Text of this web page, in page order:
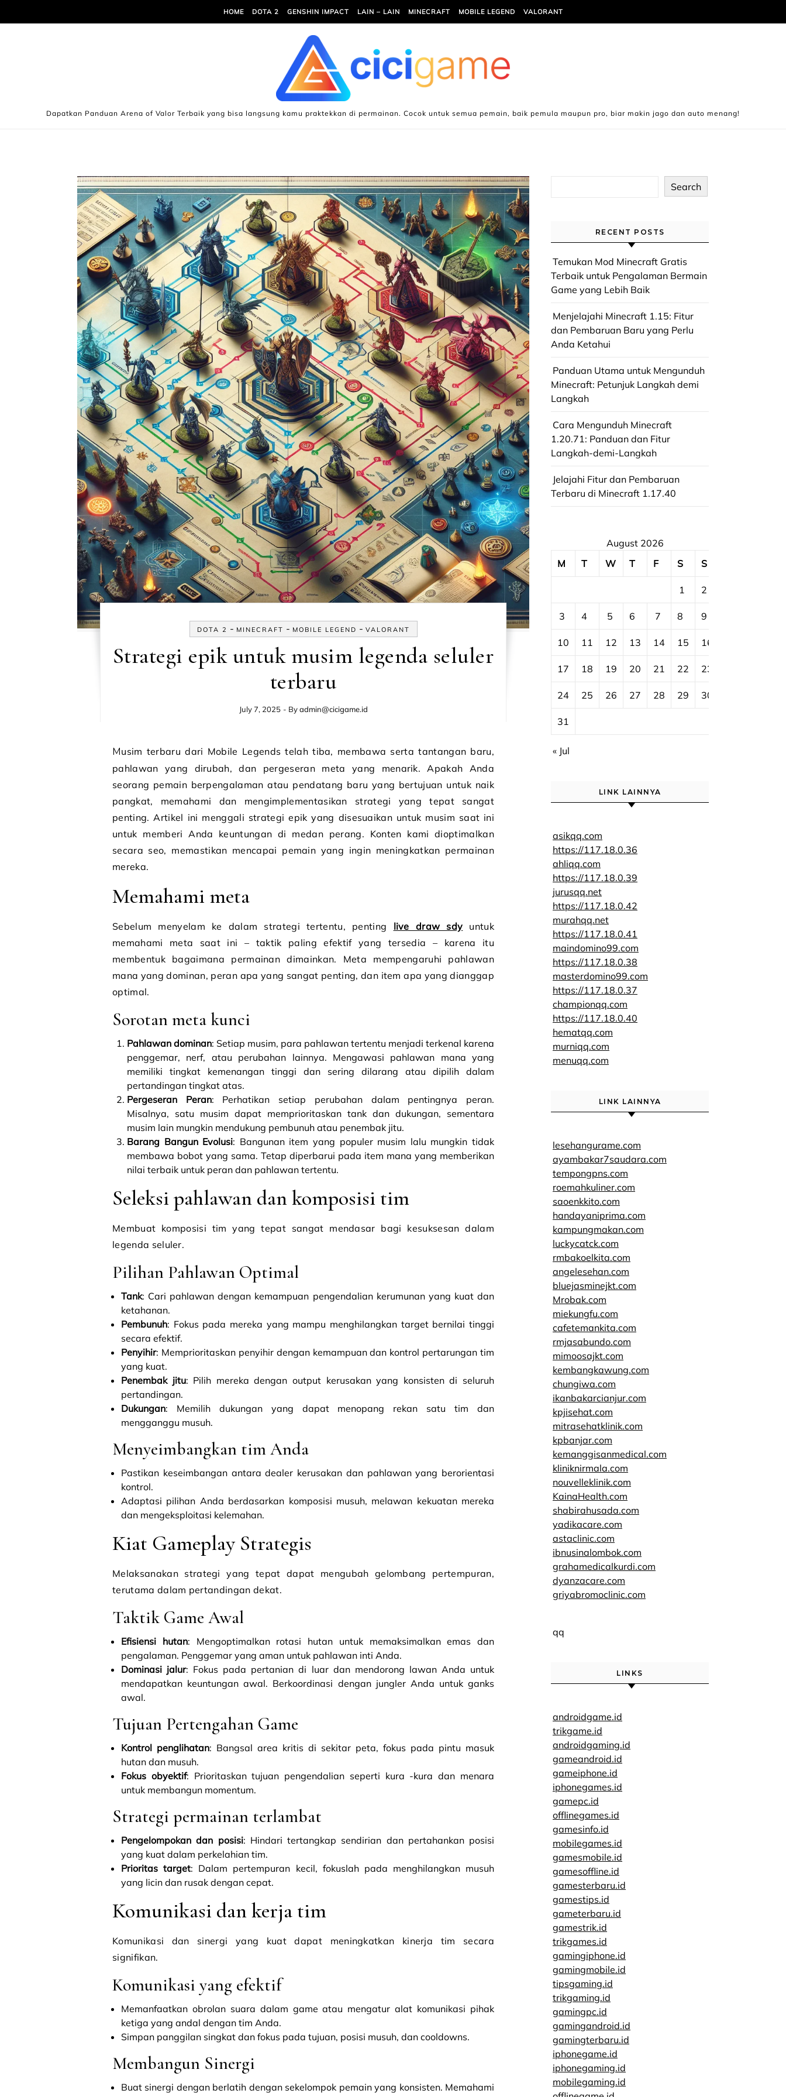
HOME DOTA 2 GENSHIN IMPACT LAIN – LAIN MINECRAFT MOBILE LEGEND VALORANT
Dapatkan Panduan Arena of Valor Terbaik yang bisa langsung kamu praktekkan di permainan. Cocok untuk semua pemain, baik pemula maupun pro, biar makin jago dan auto menang!
DOTA 2 - MINECRAFT - MOBILE LEGEND - VALORANT
Strategi epik untuk musim legenda seluler
terbaru
July 7, 2025 - Byadmin@cicigame.id
Musim terbaru dari Mobile Legends telah tiba, membawa serta tantangan baru,
pahlawan yang dirubah, dan pergeseran meta yang menarik. Apakah Anda
seorang pemain berpengalaman atau pendatang baru yang bertujuan untuk naik
pangkat, memahami dan mengimplementasikan strategi yang tepat sangat
penting. Artikel ini menggali strategi epik yang disesuaikan untuk musim saat ini
untuk memberi Anda keuntungan di medan perang. Konten kami dioptimalkan
secara seo, memastikan mencapai pemain yang ingin meningkatkan permainan
mereka.
Memahami meta
Sebelum menyelam ke dalam strategi tertentu, penting live draw sdy untuk
memahami meta saat ini – taktik paling efektif yang tersedia – karena itu
membentuk bagaimana permainan dimainkan. Meta mempengaruhi pahlawan
mana yang dominan, peran apa yang sangat penting, dan item apa yang dianggap
optimal.
Sorotan meta kunci
Pahlawan dominan: Setiap musim, para pahlawan tertentu menjadi terkenal karena
penggemar, nerf, atau perubahan lainnya. Mengawasi pahlawan mana yang
memiliki tingkat kemenangan tinggi dan sering dilarang atau dipilih dalam
pertandingan tingkat atas.
Pergeseran Peran: Perhatikan setiap perubahan dalam pentingnya peran.
Misalnya, satu musim dapat memprioritaskan tank dan dukungan, sementara
musim lain mungkin mendukung pembunuh atau penembak jitu.
Barang Bangun Evolusi: Bangunan item yang populer musim lalu mungkin tidak
membawa bobot yang sama. Tetap diperbarui pada item mana yang memberikan
nilai terbaik untuk peran dan pahlawan tertentu.
Seleksi pahlawan dan komposisi tim
Membuat komposisi tim yang tepat sangat mendasar bagi kesuksesan dalam
legenda seluler.
Pilihan Pahlawan Optimal
Tank: Cari pahlawan dengan kemampuan pengendalian kerumunan yang kuat dan
ketahanan.
Pembunuh: Fokus pada mereka yang mampu menghilangkan target bernilai tinggi
secara efektif.
Penyihir: Memprioritaskan penyihir dengan kemampuan dan kontrol pertarungan tim
yang kuat.
Penembak jitu: Pilih mereka dengan output kerusakan yang konsisten di seluruh
pertandingan.
Dukungan: Memilih dukungan yang dapat menopang rekan satu tim dan
mengganggu musuh.
Menyeimbangkan tim Anda
Pastikan keseimbangan antara dealer kerusakan dan pahlawan yang berorientasi
kontrol.
Adaptasi pilihan Anda berdasarkan komposisi musuh, melawan kekuatan mereka
dan mengeksploitasi kelemahan.
Kiat Gameplay Strategis
Melaksanakan strategi yang tepat dapat mengubah gelombang pertempuran,
terutama dalam pertandingan dekat.
Taktik Game Awal
Efisiensi hutan: Mengoptimalkan rotasi hutan untuk memaksimalkan emas dan
pengalaman. Penggemar yang aman untuk pahlawan inti Anda.
Dominasi jalur: Fokus pada pertanian di luar dan mendorong lawan Anda untuk
mendapatkan keuntungan awal. Berkoordinasi dengan jungler Anda untuk ganks
awal.
Tujuan Pertengahan Game
Kontrol penglihatan: Bangsal area kritis di sekitar peta, fokus pada pintu masuk
hutan dan musuh.
Fokus obyektif: Prioritaskan tujuan pengendalian seperti kura -kura dan menara
untuk membangun momentum.
Strategi permainan terlambat
Pengelompokan dan posisi: Hindari tertangkap sendirian dan pertahankan posisi
yang kuat dalam perkelahian tim.
Prioritas target: Dalam pertempuran kecil, fokuslah pada menghilangkan musuh
yang licin dan rusak dengan cepat.
Komunikasi dan kerja tim
Komunikasi dan sinergi yang kuat dapat meningkatkan kinerja tim secara
signifikan.
Komunikasi yang efektif
Memanfaatkan obrolan suara dalam game atau mengatur alat komunikasi pihak
ketiga yang andal dengan tim Anda.
Simpan panggilan singkat dan fokus pada tujuan, posisi musuh, dan cooldowns.
Membangun Sinergi
Buat sinergi dengan berlatih dengan sekelompok pemain yang konsisten. Memahami
Search
RECENT POSTS
Temukan Mod Minecraft Gratis
Terbaik untuk Pengalaman Bermain
Game yang Lebih Baik
Menjelajahi Minecraft 1.15: Fitur
dan Pembaruan Baru yang Perlu
Anda Ketahui
Panduan Utama untuk Mengunduh
Minecraft: Petunjuk Langkah demi
Langkah
Cara Mengunduh Minecraft
1.20.71: Panduan dan Fitur
Langkah-demi-Langkah
Jelajahi Fitur dan Pembaruan
Terbaru di Minecraft 1.17.40
August 2026
M
T W T F S S
1 2
3 4 5 6 7 8 9
10 11 12 13 14 15 16
17 18 19 20 21 22 23
24 25 26 27 28 29 30
31
« Jul
LINK LAINNYA
asikqq.com
https://117.18.0.36
ahliqq.com
https://117.18.0.39
jurusqq.net
https://117.18.0.42
murahqq.net
https://117.18.0.41
maindomino99.com
https://117.18.0.38
masterdomino99.com
https://117.18.0.37
championqq.com
https://117.18.0.40
hematqq.com
murniqq.com
menuqq.com
LINK LAINNYA
lesehangurame.com
ayambakar7saudara.com
tempongpns.com
roemahkuliner.com
saoenkkito.com
handayaniprima.com
kampungmakan.com
luckycatck.com
rmbakoelkita.com
angelesehan.com
bluejasminejkt.com
Mrobak.com
miekungfu.com
cafetemankita.com
rmjasabundo.com
mimoosajkt.com
kembangkawung.com
chungiwa.com
ikanbakarcianjur.com
kpjisehat.com
mitrasehatklinik.com
kpbanjar.com
kemanggisanmedical.com
kliniknirmala.com
nouvelleklinik.com
KainaHealth.com
shabirahusada.com
yadikacare.com
astaclinic.com
ibnusinalombok.com
grahamedicalkurdi.com
dyanzacare.com
griyabromoclinic.com
qq
LINKS
androidgame.id
trikgame.id
androidgaming.id
gameandroid.id
gameiphone.id
iphonegames.id
gamepc.id
offlinegames.id
gamesinfo.id
mobilegames.id
gamesmobile.id
gamesoffline.id
gamesterbaru.id
gamestips.id
gameterbaru.id
gamestrik.id
trikgames.id
gamingiphone.id
gamingmobile.id
tipsgaming.id
trikgaming.id
gamingpc.id
gamingandroid.id
gamingterbaru.id
iphonegame.id
iphonegaming.id
mobilegaming.id